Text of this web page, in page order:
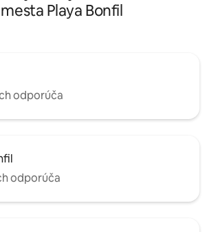
mesta Playa Bonfil
odporúča
odporúča